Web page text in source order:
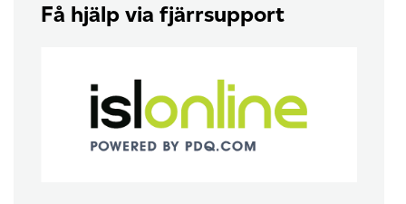
Få hjälp via fjärrsupport